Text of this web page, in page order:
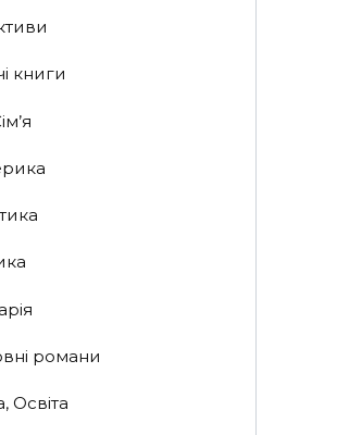
книги
романи
Освіта